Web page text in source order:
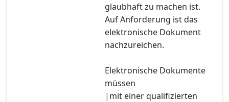
glaubhaft zu machen ist.
Auf Anforderung ist das
elektronische Dokument
nachzureichen.
Elektronische Dokumente
müssen
|mit einer qualifizierten